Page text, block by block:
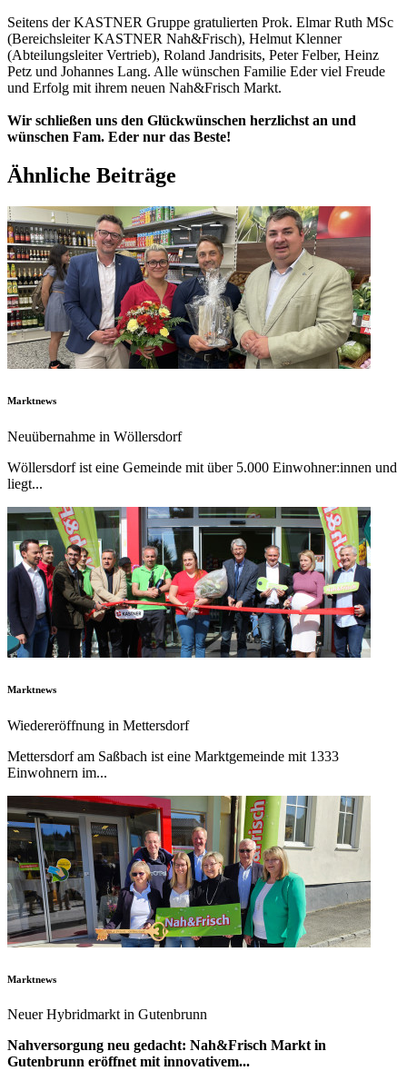
Seitens der KASTNER Gruppe gratulierten Prok. Elmar Ruth MSc
(Bereichsleiter KASTNER Nah&Frisch), Helmut Klenner
(Abteilungsleiter Vertrieb), Roland Jandrisits, Peter Felber, Heinz
Petz und Johannes Lang. Alle wünschen Familie Eder viel Freude
und Erfolg mit ihrem neuen Nah&Frisch Markt.
Wir schließen uns den Glückwünschen herzlichst an und
wünschen Fam. Eder nur das Beste!
Ähnliche Beiträge
Marktnews
Neuübernahme in Wöllersdorf
Wöllersdorf ist eine Gemeinde mit über 5.000 Einwohner:innen und
liegt...
Marktnews
Wiedereröffnung in Mettersdorf
Mettersdorf am Saßbach ist eine Marktgemeinde mit 1333
Einwohnern im...
Marktnews
Neuer Hybridmarkt in Gutenbrunn
Nahversorgung neu gedacht: Nah&Frisch Markt in
Gutenbrunn eröffnet mit innovativem...